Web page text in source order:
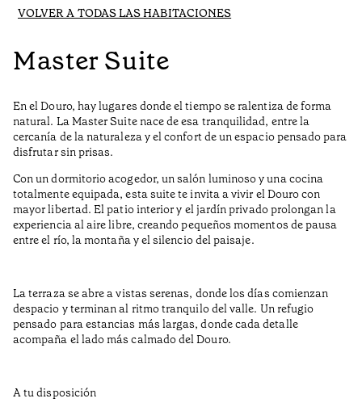
VOLVER A TODAS LAS HABITACIONES
Master Suite
En el Douro, hay lugares donde el tiempo se ralentiza de forma
natural. La Master Suite nace de esa tranquilidad, entre la
cercanía de la naturaleza y el confort de un espacio pensado para
disfrutar sin prisas.
Con un dormitorio acogedor, un salón luminoso y una cocina
totalmente equipada, esta suite te invita a vivir el Douro con
mayor libertad. El patio interior y el jardín privado prolongan la
experiencia al aire libre, creando pequeños momentos de pausa
entre el río, la montaña y el silencio del paisaje.
La terraza se abre a vistas serenas, donde los días comienzan
despacio y terminan al ritmo tranquilo del valle. Un refugio
pensado para estancias más largas, donde cada detalle
acompaña el lado más calmado del Douro.
A tu disposición